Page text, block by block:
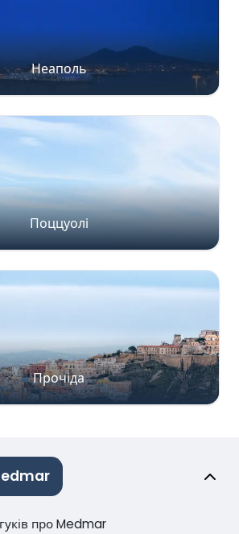
Неаполь
Поццуолі
Прочіда
про Medmar